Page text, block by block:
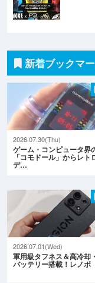
新着ブックマ
2026.07.30(Thu)
ゲーム・コンピュータ界
「コモドール」からレト
デ…
2026.07.01(Wed)
軍用級タフネス＆高冷却
バッテリー搭載！レノ